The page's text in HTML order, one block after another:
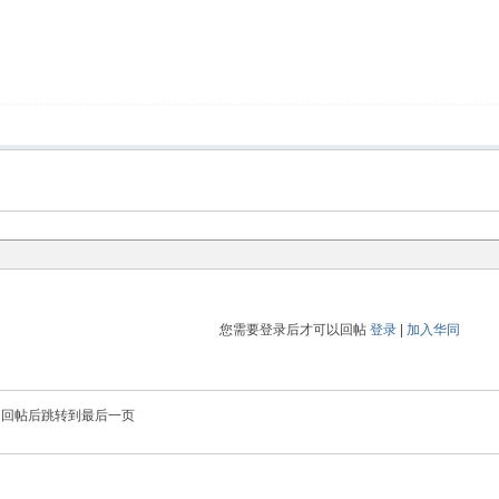
您需要登录后才可以回帖 登录| 加入华同
回帖后跳转到最后一页